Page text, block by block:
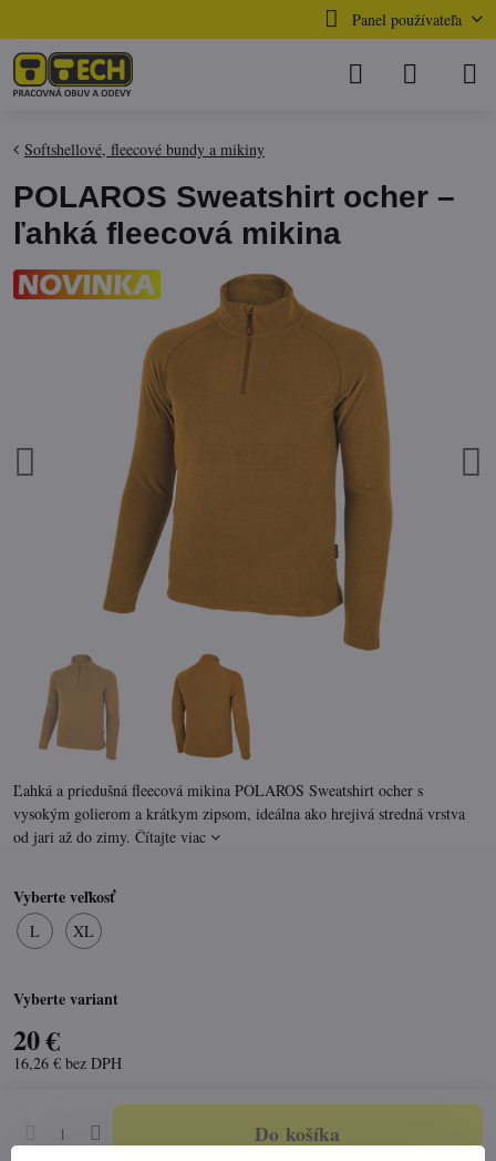
Panel používateľa
Softshellové, fleecové bundy a mikiny
POLAROS Sweatshirt ocher –
ľahká fleecová mikina
Ľahká a priedušná fleecová mikina POLAROS Sweatshirt ocher s
vysokým golierom a krátkym zipsom, ideálna ako hrejivá stredná vrstva
od jari až do zimy. Čítajte viac
Vyberte veľkosť
L XL
Vyberte variant
20 €
16,26 € bez DPH
Do košíka